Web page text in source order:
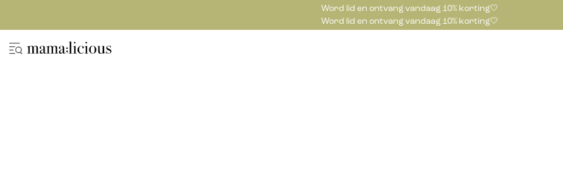
Word lid en ontvang vandaag 10% korting🤍
Word lid en ontvang vandaag 10% korting🤍